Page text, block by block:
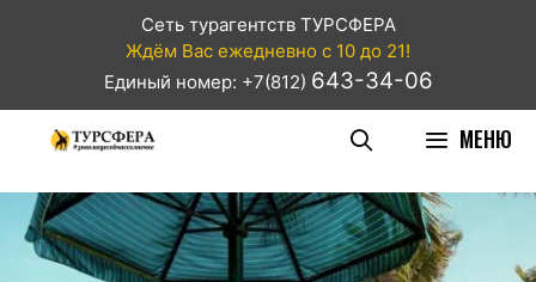
Сеть турагентств ТУРСФЕРА
Ждём Вас ежедневно с 10 до 21!
Единый номер: +7(812) 643-34-06
МЕНЮ